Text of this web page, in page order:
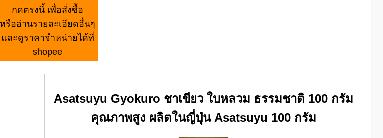
กดตรงนี้ เพื่อสั่งซื้อ
หรืออ่านรายละเอียดอื่นๆ
และดูราคาจำหน่ายได้ที่
shopee
Asatsuyu Gyokuro ชาเขียว ใบหลวม ธรรมชาติ 100 กรัม
คุณภาพสูง ผลิตในญี่ปุ่น Asatsuyu 100 กรัม